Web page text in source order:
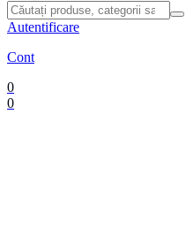
Autentificare
Cont
0
0